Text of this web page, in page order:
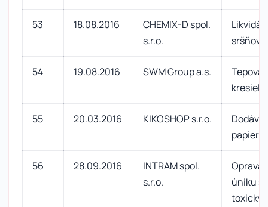
53 18.08.2016
CHEMIX-D spol.
s.r.o.
sršňov
54 19.08.2016 SWM Group a.s.
kresiel
55 20.03.2016 KIKOSHOP s.r.o.
papiera
56 28.09.2016
INTRAM spol.
s.r.o.
Oprava
úniku